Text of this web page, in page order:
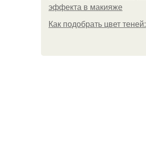
эффекта в макияже
Как подобрать цвет теней: